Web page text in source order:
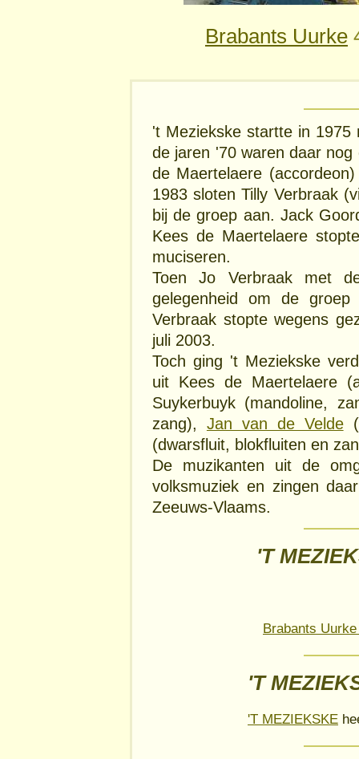
Brabants Uurke
't Meziekske startte in 1975
de jaren '70 waren daar
de Maertelaere
1983 sloten Tilly Verbraak
bij de groep aan. Jack
Kees de Maertelaere
muciseren.
Toen Jo Verbraak met
gelegenheid om de
Verbraak stopte wegens
juli 2003.
Toch ging 't Meziekske
uit Kees de Maertelaere
Suykerbuyk (mandoline,
zang), Jan van de Velde
(dwarsfluit, blokfluiten en
De muzikanten uit de
volksmuziek en zingen
Zeeuws-Vlaams.
'T
Brabants
'T
'T MEZIEKSKE